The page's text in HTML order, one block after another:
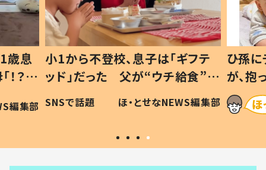
歳息
？」
編集部
小1から不登校、息子は「ギフテ
ッド」だった 父が“ウチ給食”を
作り続ける理由とは #令和の親
#令和の子
SNSで話題 ほ・とせなNEWS編集部
ひ孫
が、
「涙が
い」